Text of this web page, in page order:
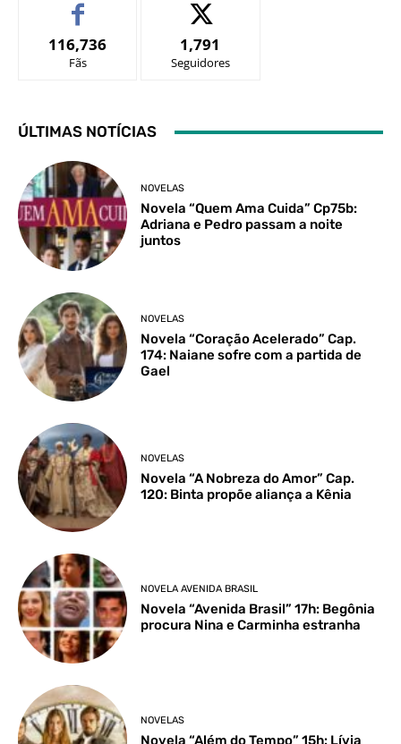
116,736
Fãs
1,791
Seguidores
ÚLTIMAS NOTÍCIAS
NOVELAS
Novela “Quem Ama Cuida” Cp75b:
Adriana e Pedro passam a noite
juntos
NOVELAS
Novela “Coração Acelerado” Cap.
174: Naiane sofre com a partida de
Gael
NOVELAS
Novela “A Nobreza do Amor” Cap.
120: Binta propõe aliança a Kênia
NOVELA AVENIDA BRASIL
Novela “Avenida Brasil” 17h: Begônia
procura Nina e Carminha estranha
NOVELAS
Novela “Além do Tempo” 15h: Lívia